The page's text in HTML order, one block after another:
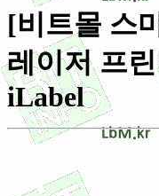
[비트몰 스
레이저 프
iLabel